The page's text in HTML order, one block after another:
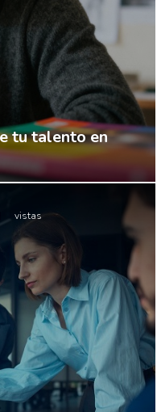
tu talento en
vistas